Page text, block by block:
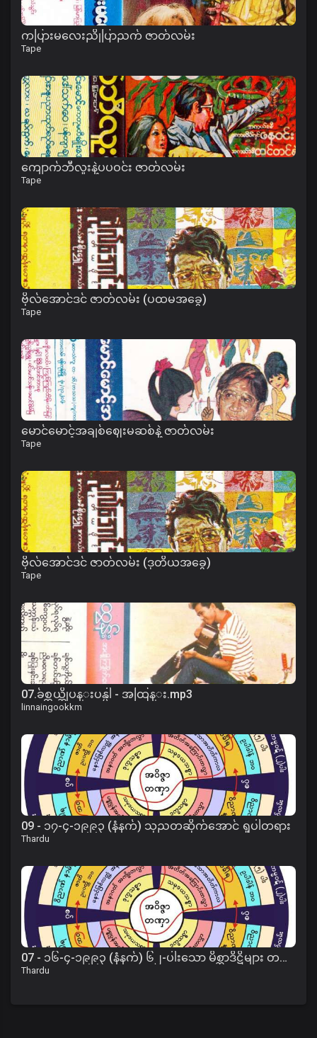
ကပြားမလေးညိုပြာညက် ဇာတ်လမ်း
Tape
ကျောက်ဘီလူးနဲ့ပပဝင်း ဇာတ်လမ်း
Tape
ဗိုလ်အောင်ဒင် ဇာတ်လမ်း (ပထမအခွေ)
Tape
မောင်မောင့်အချစ်ဈေးမဆစ်နဲ့ ဇာတ်လမ်း
Tape
ဗိုလ်အောင်ဒင် ဇာတ်လမ်း (ဒုတိယအခွေ)
Tape
07.ခ်စ္တယ္ဆိုပန္းပန္ပါ - အထြန္း.mp3
linnaingookkm
09 - ၁၇-၄-၁၉၉၃ (နံနက်) သုညတဆိုက်အောင် ရှုပါတရား
Thardu
07 - ၁၆-၄-၁၉၉၃ (နံနက်) ၆၂-ပါးသော မိစ္ဆာဒိဋ္ဌိများ တရား
Thardu